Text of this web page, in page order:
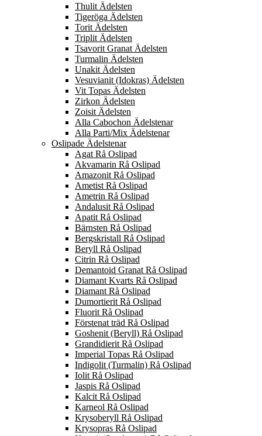
Thulit Ädelsten
Tigeröga Ädelsten
Torit Ädelsten
Triplit Ädelsten
Tsavorit Granat Ädelsten
Turmalin Ädelsten
Unakit Ädelsten
Vesuvianit (Idokras) Ädelsten
Vit Topas Ädelsten
Zirkon Ädelsten
Zoisit Ädelsten
Alla Cabochon Ädelstenar
Alla Parti/Mix Ädelstenar
Oslipade Ädelstenar
Agat Rå Oslipad
Akvamarin Rå Oslipad
Amazonit Rå Oslipad
Ametist Rå Oslipad
Ametrin Rå Oslipad
Andalusit Rå Oslipad
Apatit Rå Oslipad
Bärnsten Rå Oslipad
Bergskristall Rå Oslipad
Beryll Rå Oslipad
Citrin Rå Oslipad
Demantoid Granat Rå Oslipad
Diamant Kvarts Rå Oslipad
Diamant Rå Oslipad
Dumortierit Rå Oslipad
Fluorit Rå Oslipad
Förstenat träd Rå Oslipad
Goshenit (Beryll) Rå Oslipad
Grandidierit Rå Oslipad
Imperial Topas Rå Oslipad
Indigolit (Turmalin) Rå Oslipad
Iolit Rå Oslipad
Jaspis Rå Oslipad
Kalcit Rå Oslipad
Karneol Rå Oslipad
Krysoberyll Rå Oslipad
Krysopras Rå Oslipad